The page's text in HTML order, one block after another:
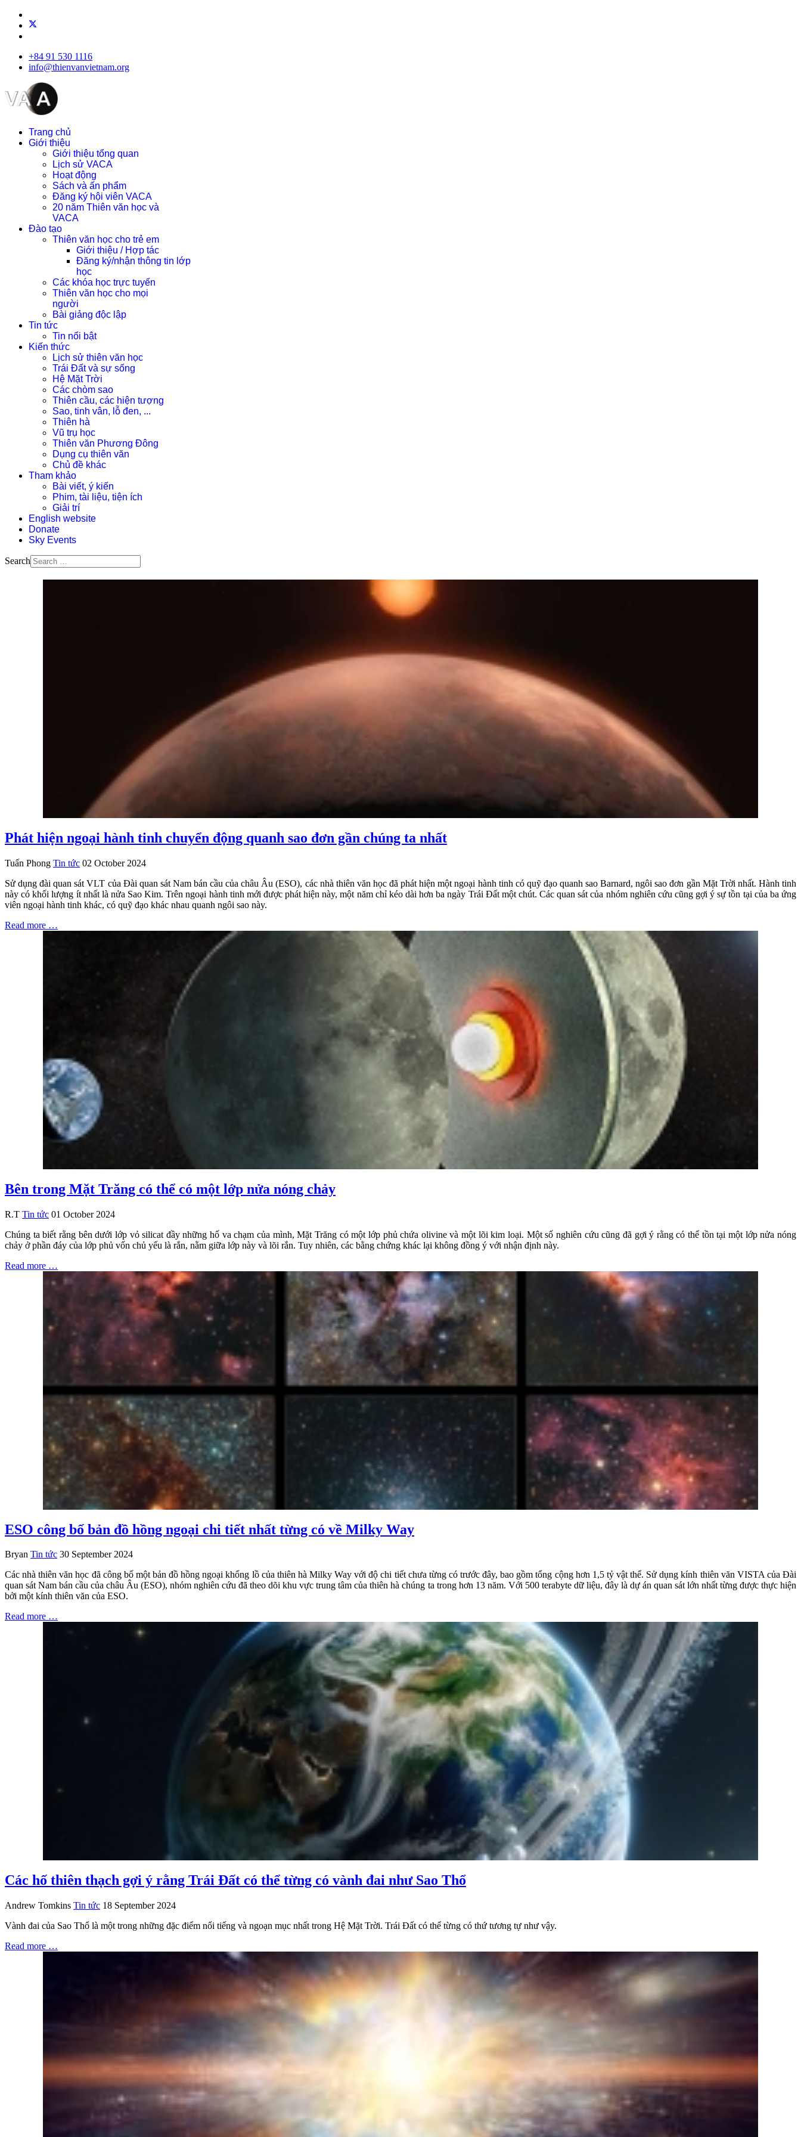
+84 91 530 1116
info@thienvanvietnam.org
Trang chủ
Giới thiệu
Giới thiệu tổng quan
Lịch sử VACA
Hoạt động
Sách và ấn phẩm
Đăng ký hội viên VACA
20 năm Thiên văn học và
VACA
Đào tạo
Thiên văn học cho trẻ em
Giới thiệu / Hợp tác
Đăng ký/nhận thông tin lớp
học
Các khóa học trực tuyến
Thiên văn học cho mọi
người
Bài giảng độc lập
Tin tức
Tin nổi bật
Kiến thức
Lịch sử thiên văn học
Trái Đất và sự sống
Hệ Mặt Trời
Các chòm sao
Thiên cầu, các hiện tượng
Sao, tinh vân, lỗ đen, ...
Thiên hà
Vũ trụ học
Thiên văn Phương Đông
Dụng cụ thiên văn
Chủ đề khác
Tham khảo
Bài viết, ý kiến
Phim, tài liệu, tiện ích
Giải trí
English website
Donate
Sky Events
Search
Phát hiện ngoại hành tinh chuyển động quanh sao đơn gần chúng ta nhất
Tuấn Phong Tin tức 02 October 2024
Sử dụng đài quan sát VLT của Đài quan sát Nam bán cầu của châu Âu (ESO), các nhà thiên văn học đã phát hiện một ngoại hành tinh có quỹ đạo quanh sao Barnard, ngôi sao đơn gần Mặt Trời nhất. Hành tinh
này có khối lượng ít nhất là nửa Sao Kim. Trên ngoại hành tinh mới được phát hiện này, một năm chỉ kéo dài hơn ba ngày Trái Đất một chút. Các quan sát của nhóm nghiên cứu cũng gợi ý sự tồn tại của ba ứng
viên ngoại hành tinh khác, có quỹ đạo khác nhau quanh ngôi sao này.
Read more …
Bên trong Mặt Trăng có thể có một lớp nửa nóng chảy
R.T Tin tức 01 October 2024
Chúng ta biết rằng bên dưới lớp vỏ silicat đầy những hố va chạm của mình, Mặt Trăng có một lớp phủ chứa olivine và một lõi kim loại. Một số nghiên cứu cũng đã gợi ý rằng có thể tồn tại một lớp nửa nóng
chảy ở phần đáy của lớp phủ vốn chủ yếu là rắn, nằm giữa lớp này và lõi rắn. Tuy nhiên, các bằng chứng khác lại không đồng ý với nhận định này.
Read more …
ESO công bố bản đồ hồng ngoại chi tiết nhất từng có về Milky Way
Bryan Tin tức 30 September 2024
Các nhà thiên văn học đã công bố một bản đồ hồng ngoại khổng lồ của thiên hà Milky Way với độ chi tiết chưa từng có trước đây, bao gồm tổng cộng hơn 1,5 tỷ vật thể. Sử dụng kính thiên văn VISTA của Đài
quan sát Nam bán cầu của châu Âu (ESO), nhóm nghiên cứu đã theo dõi khu vực trung tâm của thiên hà chúng ta trong hơn 13 năm. Với 500 terabyte dữ liệu, đây là dự án quan sát lớn nhất từng được thực hiện
bởi một kính thiên văn của ESO.
Read more …
Các hố thiên thạch gợi ý rằng Trái Đất có thể từng có vành đai như Sao Thổ
Andrew Tomkins Tin tức 18 September 2024
Vành đai của Sao Thổ là một trong những đặc điểm nổi tiếng và ngoạn mục nhất trong Hệ Mặt Trời. Trái Đất có thể từng có thứ tương tự như vậy.
Read more …